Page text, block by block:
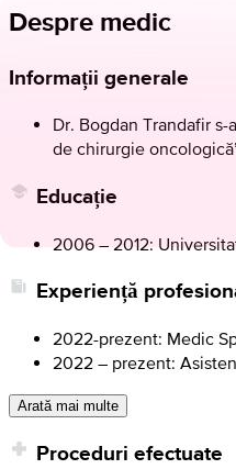
Despre medic
Informații generale
Dr. Bogdan Trandafir
de chirurgie
Educație
2006 – 2012:
Experiență
2022-prezent: Medic
2022 – prezent:
Arată mai multe
Proceduri efectuate